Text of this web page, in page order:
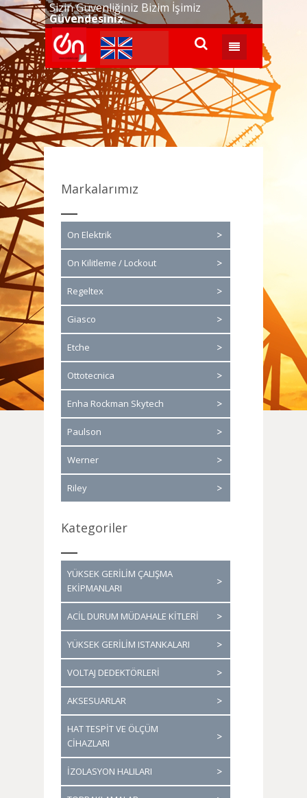
Sizin Güvenliğiniz Bizim İşimiz
Güvendesiniz.
Markalarımız
On Elektrik
On Kilitleme / Lockout
Regeltex
Giasco
Etche
Ottotecnica
Enha Rockman Skytech
Paulson
Werner
Riley
Kategoriler
YÜKSEK GERİLİM ÇALIŞMA
EKİPMANLARI
ACİL DURUM MÜDAHALE KİTLERİ
YÜKSEK GERİLİM ISTANKALARI
VOLTAJ DEDEKTÖRLERİ
AKSESUARLAR
HAT TESPİT VE ÖLÇÜM
CİHAZLARI
İZOLASYON HALILARI